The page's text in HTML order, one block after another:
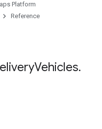
Platform
Reference
Vehicles.